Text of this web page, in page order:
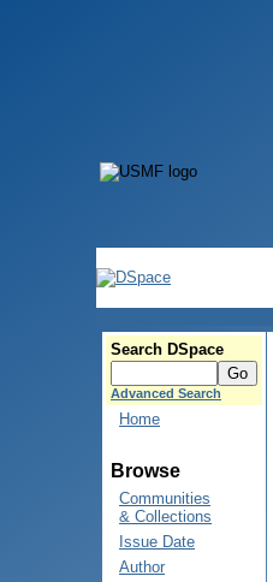
Search DSpace
Advanced Search
Home
Browse
Communities
& Collections
Issue Date
Author